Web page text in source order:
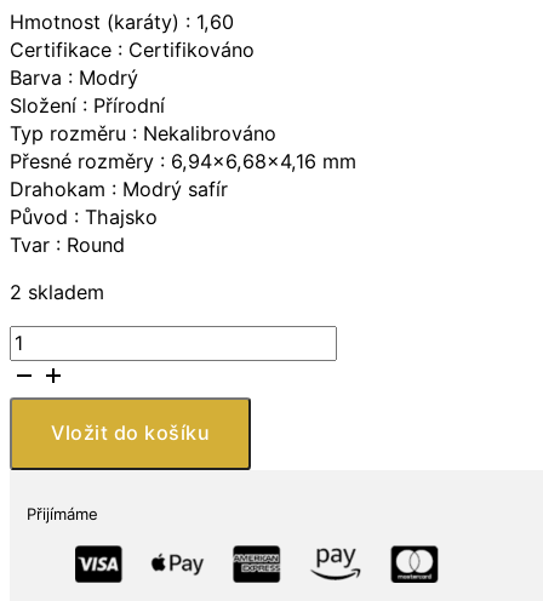
Hmotnost (karáty) : 1,60
Certifikace : Certifikováno
Barva : Modrý
Složení : Přírodní
Typ rozměru : Nekalibrováno
Přesné rozměry : 6,94×6,68×4,16 mm
Drahokam : Modrý safír
Původ : Thajsko
Tvar : Round
2 skladem
Modrý
safír
-
množství
Vložit do košíku
Přijímáme